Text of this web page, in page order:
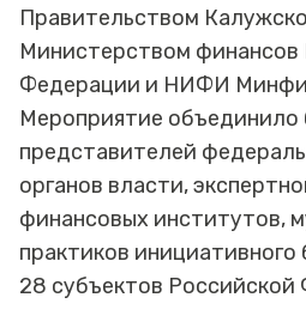
Правительством
Министерством финансов
Федерации и НИФИ
Мероприятие объединило
представителей
органов власти,
финансовых институтов,
практиков
28 субъектов Российской